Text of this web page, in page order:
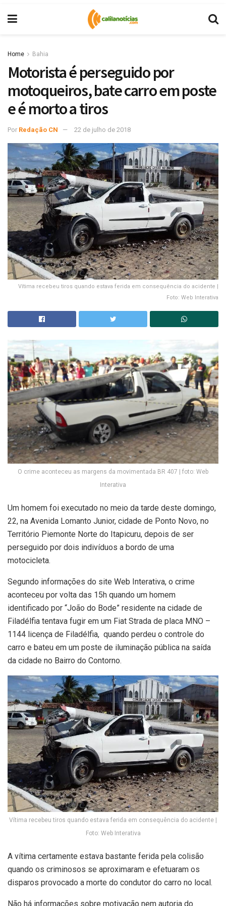
Home Bahia
Motorista é perseguido por
motoqueiros, bate carro em poste
e é morto a tiros
Por Redação CN 22 de julho de 2018
Vítima recebeu tiros quando estava ferida em consequência do acidente |
Foto: Web Interativa
O crime aconteceu as margens da movimentada BR 407 | foto: Web
Interativa
Um homem foi executado no meio da tarde deste domingo,
22, na Avenida Lomanto Junior, cidade de Ponto Novo, no
Território Piemonte Norte do Itapicuru, depois de ser
perseguido por dois indivíduos a bordo de uma
motocicleta.
Segundo informações do site Web Interativa, o crime
aconteceu por volta das 15h quando um homem
identificado por “João do Bode” residente na cidade de
Filadélfia tentava fugir em um Fiat Strada de placa MNO –
1144 licença de Filadélfia, quando perdeu o controle do
carro e bateu em um poste de iluminação pública na saída
da cidade no Bairro do Contorno.
Vítima recebeu tiros quando estava ferida em consequência do acidente |
Foto: Web Interativa
A vítima certamente estava bastante ferida pela colisão
quando os criminosos se aproximaram e efetuaram os
disparos provocado a morte do condutor do carro no local.
Não há informações sobre motivação nem autoria do